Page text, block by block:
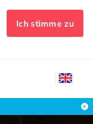
Ich stimme zu